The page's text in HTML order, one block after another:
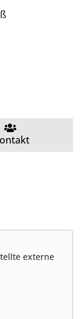
externe